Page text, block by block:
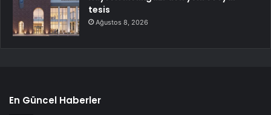
tesis
Ağustos 8, 2026
En Güncel Haberler